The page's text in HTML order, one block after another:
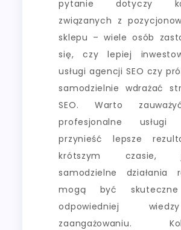
pytanie dotyczy
związanych z
sklepu – wiele osób
się, czy lepiej
usługi agencji SEO czy
samodzielnie wdrażać
SEO. Warto
profesjonalne usługi
przynieść lepsze
krótszym czasie,
samodzielne działania
mogą być
odpowiedniej
zaangażowaniu.